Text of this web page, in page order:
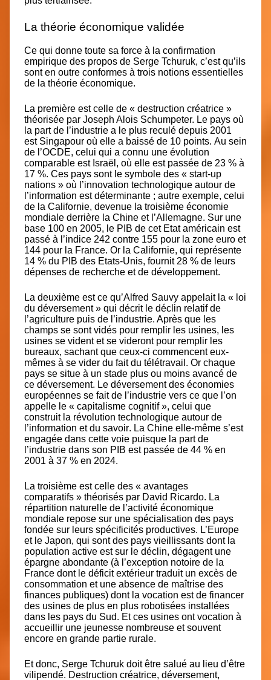
La théorie économique validée
Ce qui donne toute sa force à la confirmation
empirique des propos de Serge Tchuruk, c’est qu’ils
sont en outre conformes à trois notions essentielles
de la théorie économique.
La première est celle de « destruction créatrice »
théorisée par Joseph Alois Schumpeter. Le pays où
la part de l’industrie a le plus reculé depuis 2001
est Singapour où elle a baissé de 10 points. Au sein
de l’OCDE, celui qui a connu une évolution
comparable est Israël, où elle est passée de 23 % à
17 %. Ces pays sont le symbole des « start-up
nations » où l’innovation technologique autour de
l’information est déterminante ; autre exemple, celui
de la Californie, devenue la troisième économie
mondiale derrière la Chine et l’Allemagne. Sur une
base 100 en 2005, le PIB de cet Etat américain est
passé à l’indice 242 contre 155 pour la zone euro et
144 pour la France. Or la Californie, qui représente
14 % du PIB des Etats-Unis, fournit 28 % de leurs
dépenses de recherche et de développement.
La deuxième est ce qu’Alfred Sauvy appelait la « loi
du déversement » qui décrit le déclin relatif de
l’agriculture puis de l’industrie. Après que les
champs se sont vidés pour remplir les usines, les
usines se vident et se videront pour remplir les
bureaux, sachant que ceux-ci commencent eux-
mêmes à se vider du fait du télétravail. Or chaque
pays se situe à un stade plus ou moins avancé de
ce déversement. Le déversement des économies
européennes se fait de l’industrie vers ce que l’on
appelle le « capitalisme cognitif », celui que
construit la révolution technologique autour de
l’information et du savoir. La Chine elle-même s’est
engagée dans cette voie puisque la part de
l’industrie dans son PIB est passée de 44 % en
2001 à 37 % en 2024.
La troisième est celle des « avantages
comparatifs » théorisés par David Ricardo. La
répartition naturelle de l’activité économique
mondiale repose sur une spécialisation des pays
fondée sur leurs spécificités productives. L’Europe
et le Japon, qui sont des pays vieillissants dont la
population active est sur le déclin, dégagent une
épargne abondante (à l’exception notoire de la
France dont le déficit extérieur traduit un excès de
consommation et une absence de maîtrise des
finances publiques) dont la vocation est de financer
des usines de plus en plus robotisées installées
dans les pays du Sud. Et ces usines ont vocation à
accueillir une jeunesse nombreuse et souvent
encore en grande partie rurale.
Et donc, Serge Tchuruk doit être salué au lieu d’être
vilipendé. Destruction créatrice, déversement,